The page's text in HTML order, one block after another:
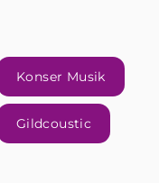
Konser Musik
Gildcoustic